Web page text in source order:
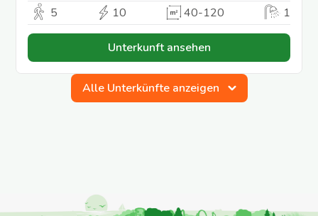
5 10 40-120 1
Unterkunft ansehen
Alle Unterkünfte anzeigen